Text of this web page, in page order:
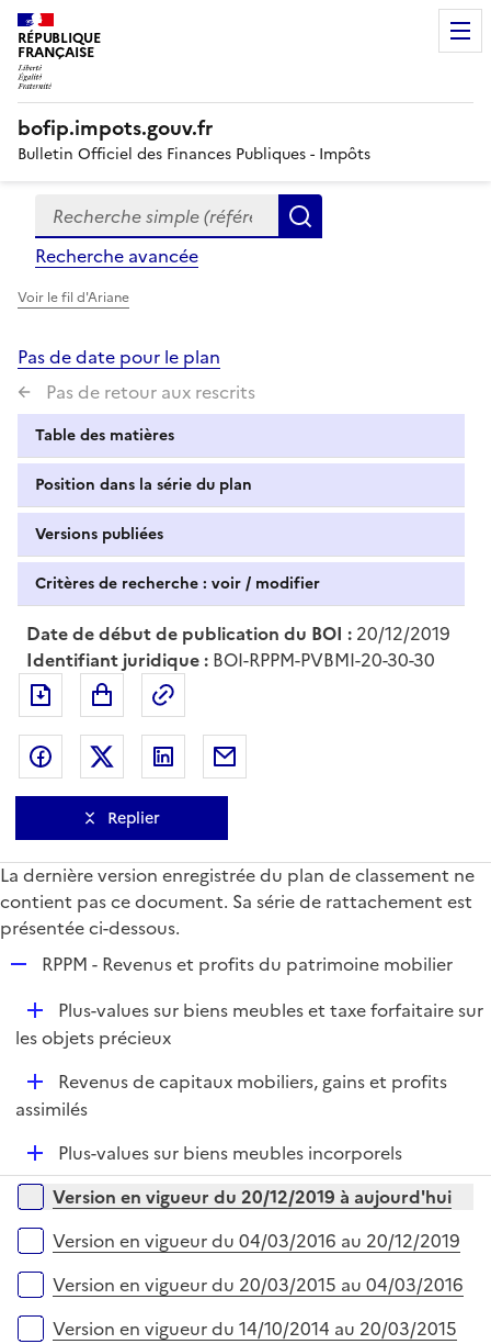
RÉPUBLIQUE
FRANÇAISE
bofip.impots.gouv.fr
Bulletin Officiel des Finances Publiques - Impôts
Formulaire
de
recherche
Recherche simple (références, mots clés, partie du
Recherche avancée
Voir le fil d'Ariane
Pas de date pour le plan
Pas de retour aux rescrits
Table des matières
Position dans la série du plan
Versions publiées
Critères de recherche : voir / modifier
Date de début de publication du BOI : 20/12/2019
Identifiant juridique : BOI-RPPM-PVBMI-20-30-30
Exporter le document au format pdf
Partager sur Facebook
Partager sur Twitter
Partager sur LinkedIn
Replier
La dernière version enregistrée du plan de classement ne
contient pas ce document. Sa série de rattachement est
présentée ci-dessous.
p
l
i
e
r
RPPM - Revenus et profits du patrimoine mobilier
D
é
i
Plus-values sur biens meubles et taxe forfaitaire sur
les objets précieux
D
é
e
r
Revenus de capitaux mobiliers, gains et profits
assimilés
D
é
p
e
Plus-values sur biens meubles incorporels
Versions sur la période
Version en vigueur du 20/12/2019 à aujourd'hui
Version en vigueur du 04/03/2016 au 20/12/2019
Version en vigueur du 20/03/2015 au 04/03/2016
Version en vigueur du 14/10/2014 au 20/03/2015